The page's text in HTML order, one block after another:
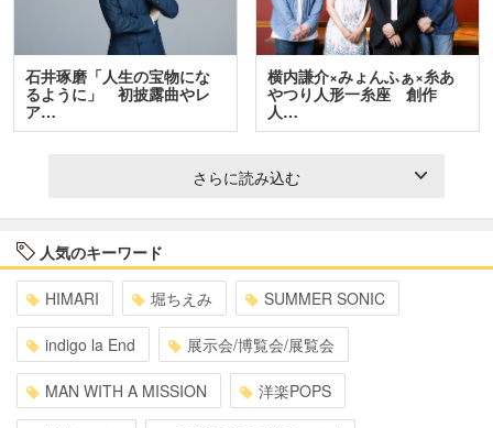
石井琢磨「人生の宝物にな
るように」 初披露曲やレ
ア…
横内謙介×みょんふぁ×糸あ
やつり人形一糸座 創作
人…
さらに読み込む
人気のキーワード
HIMARI 堀ちえみ SUMMER SONIC
indigo la End 展示会/博覧会/展覧会
MAN WITH A MISSION 洋楽POPS